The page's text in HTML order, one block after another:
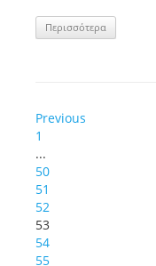
Περισσότερα
Previous
1
...
50
51
52
53
54
55